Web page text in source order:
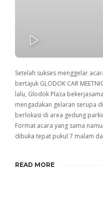
Setelah sukses menggelar
bertajuk GLODOK CAR
lalu, Glodok Plaza
mengadakan gelaran serupa
berlokasi di area gedung
Format acara yang sama
dibuka tepat pukul 7 malam
READ MORE